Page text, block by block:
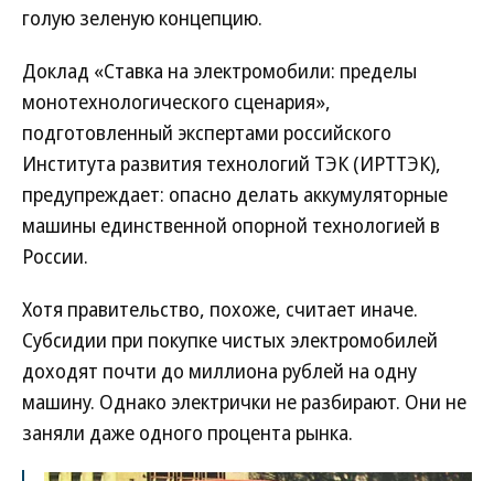
голую зеленую концепцию.
Доклад «Ставка на электромобили: пределы
монотехнологического сценария»,
подготовленный экспертами российского
Института развития технологий ТЭК (ИРТТЭК),
предупреждает: опасно делать аккумуляторные
машины единственной опорной технологией в
России.
Хотя правительство, похоже, считает иначе.
Субсидии при покупке чистых электромобилей
доходят почти до миллиона рублей на одну
машину. Однако электрички не разбирают. Они не
заняли даже одного процента рынка.